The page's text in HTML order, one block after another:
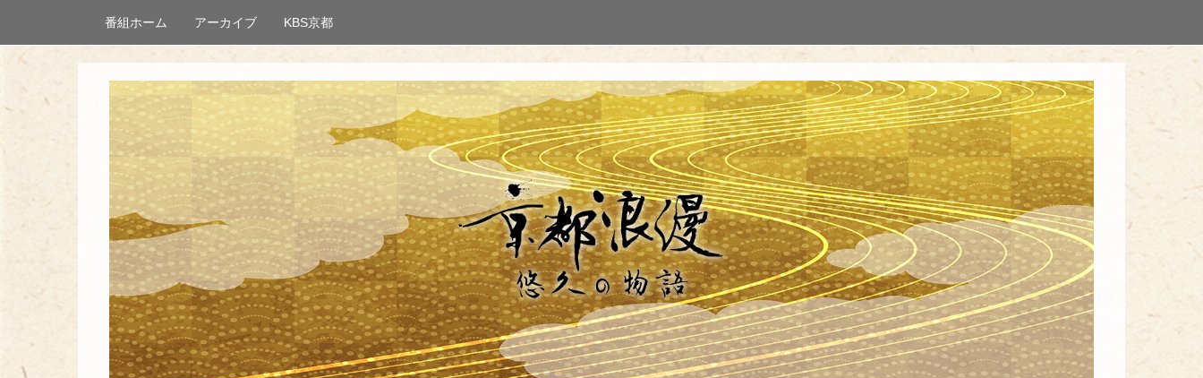
番組ホーム アーカイブ KBS京都